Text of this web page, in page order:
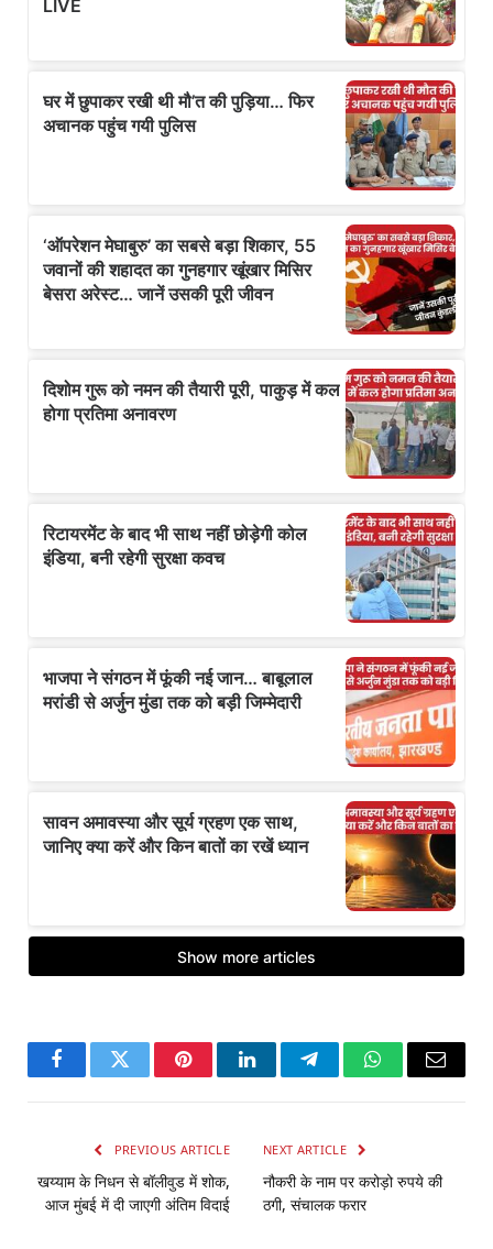
FacebookTwitter PinterestLinkedInTelegramWhatsApp
Email
PREVIOUS ARTICLE
खय्याम के निधन से बॉलीवुड में शोक,
आज मुंबई में दी जाएगी अंतिम विदाई
NEXT ARTICLE
नौकरी के नाम पर करोड़ो रुपये की
ठगी, संचालक फरार